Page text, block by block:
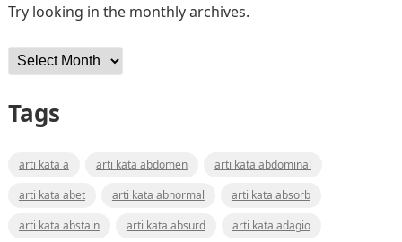
Try looking in the monthly archives.
Archives
Tags
arti kata a arti kata abdomen
arti kata abdominal
arti kata abet
arti kata abnormal
arti kata absorb
arti kata abstain
arti kata absurd
arti kata adagio